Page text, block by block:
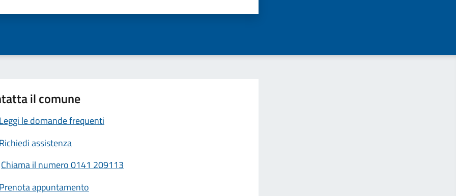
il comune
Leggi le domande frequenti
Richiedi assistenza
Chiama il numero 0141 209113
Prenota appuntamento